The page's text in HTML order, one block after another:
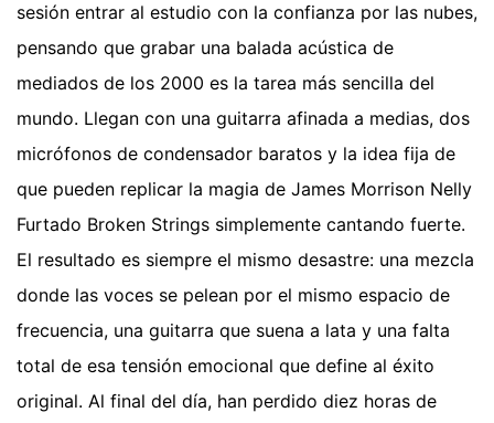
sesión entrar al estudio con la confianza por las nubes,
pensando que grabar una balada acústica de
mediados de los 2000 es la tarea más sencilla del
mundo. Llegan con una guitarra afinada a medias, dos
micrófonos de condensador baratos y la idea fija de
que pueden replicar la magia de James Morrison Nelly
Furtado Broken Strings simplemente cantando fuerte.
El resultado es siempre el mismo desastre: una mezcla
donde las voces se pelean por el mismo espacio de
frecuencia, una guitarra que suena a lata y una falta
total de esa tensión emocional que define al éxito
original. Al final del día, han perdido diez horas de